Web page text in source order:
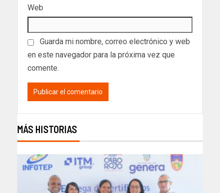
Web
Guarda mi nombre, correo electrónico y web
en este navegador para la próxima vez que
comente.
MÁS HISTORIAS